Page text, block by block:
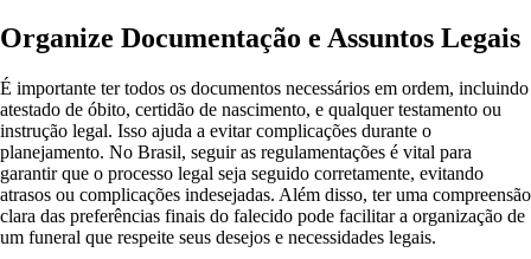
Organize Documentação e Assuntos Legais
É importante ter todos os documentos necessários em ordem, incluindo
atestado de óbito, certidão de nascimento, e qualquer testamento ou
instrução legal. Isso ajuda a evitar complicações durante o
planejamento. No Brasil, seguir as regulamentações é vital para
garantir que o processo legal seja seguido corretamente, evitando
atrasos ou complicações indesejadas. Além disso, ter uma compreensão
clara das preferências finais do falecido pode facilitar a organização de
um funeral que respeite seus desejos e necessidades legais.